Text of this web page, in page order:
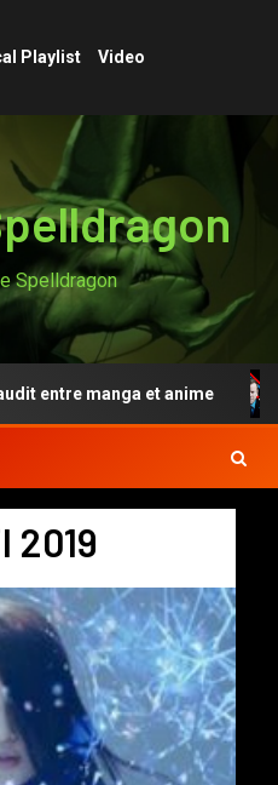
Playlist Video
Spelldragon
entre manga et anime
2019